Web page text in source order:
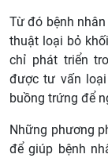
Từ đó bệnh
thuật loại bỏ
chỉ phát triển
được tư vấn
buồng trứng để
Những phương
để giúp bệnh